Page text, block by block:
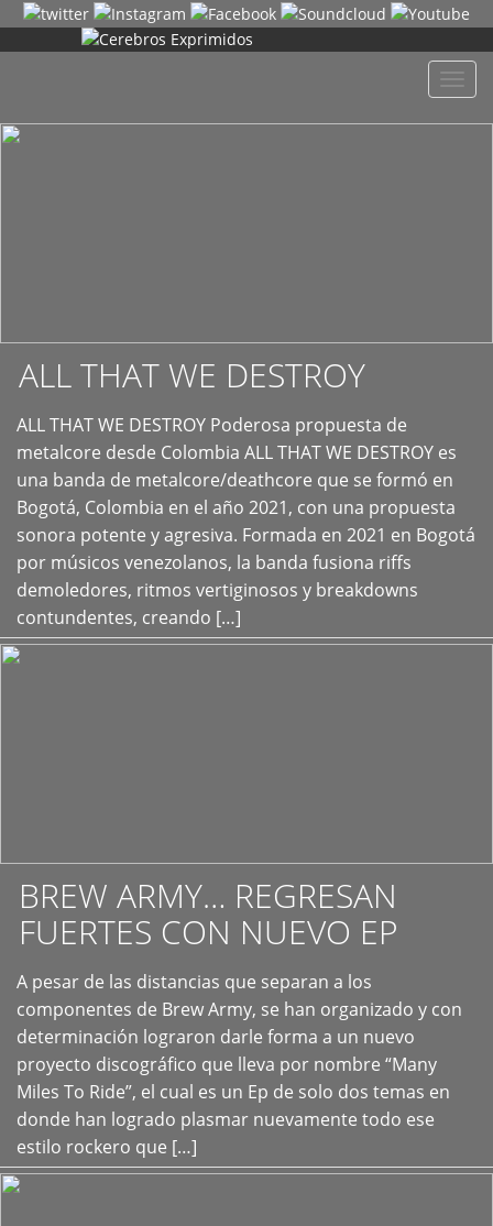
ALL THAT WE DESTROY
ALL THAT WE DESTROY Poderosa propuesta de
metalcore desde Colombia ALL THAT WE DESTROY es
una banda de metalcore/deathcore que se formó en
Bogotá, Colombia en el año 2021, con una propuesta
sonora potente y agresiva. Formada en 2021 en Bogotá
por músicos venezolanos, la banda fusiona riffs
demoledores, ritmos vertiginosos y breakdowns
contundentes, creando […]
+
BREW ARMY… REGRESAN
FUERTES CON NUEVO EP
A pesar de las distancias que separan a los
componentes de Brew Army, se han organizado y con
determinación lograron darle forma a un nuevo
proyecto discográfico que lleva por nombre “Many
Miles To Ride”, el cual es un Ep de solo dos temas en
donde han logrado plasmar nuevamente todo ese
estilo rockero que […]
+